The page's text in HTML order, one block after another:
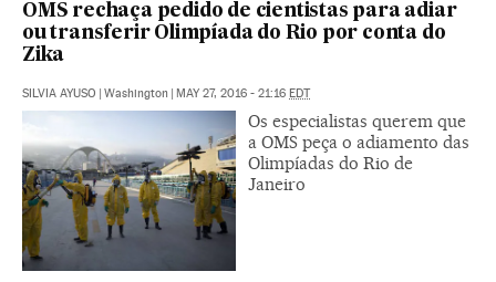
OMS rechaça pedido de cientistas para adiar
ou transferir Olimpíada do Rio por conta do
Zika
SILVIA AYUSO | Washington | MAY 27, 2016 - 21:16 EDT
Os especialistas querem que
a OMS peça o adiamento das
Olimpíadas do Rio de
Janeiro